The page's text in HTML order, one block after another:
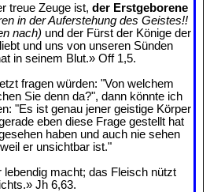
treue Zeuge ist, der Erstgeborene
in der Auferstehung des Geistes!!
nach) und der Fürst der Könige der
und uns von unseren Sünden
in seinem Blut.» Off 1,5.
fragen würden: "Von welchem
Sie denn da?", dann könnte ich
"Es ist genau jener geistige Körper
eben diese Frage gestellt hat
haben und auch nie sehen
er unsichtbar ist."
macht; das Fleisch nützt
Jh 6,63.